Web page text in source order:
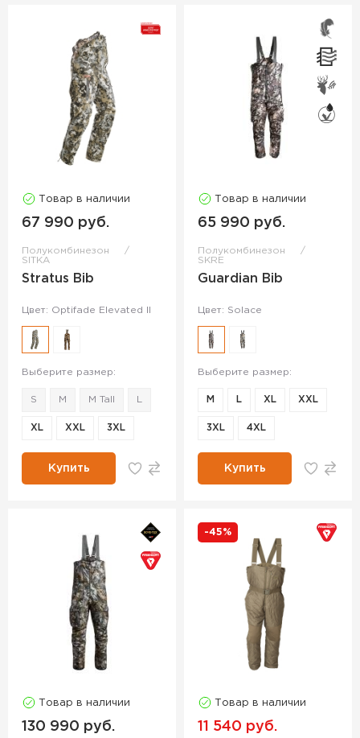
Товар в наличии
67 990 руб.
Полукомбинезон
SITKA
Stratus Bib
Цвет: Optifade Elevated II
Выберите размер:
S M M Tall
XL XXL 3XL
Купить
Товар в наличии
65 990 руб.
Полукомбинезон
SKRE
Guardian Bib
Цвет: Solace
Выберите размер:
M L XL XXL
3XL 4XL
Купить
Товар в наличии
130 990 руб.
-45%
Товар в наличии
11 540 руб.